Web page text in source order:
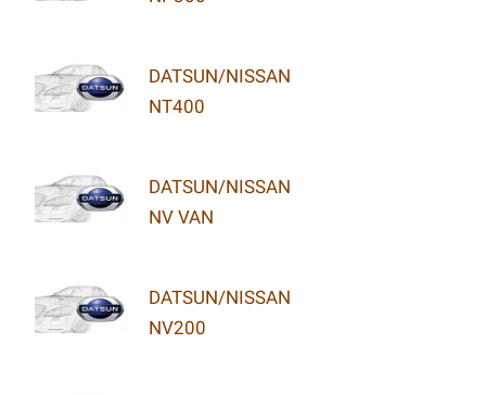
DATSUN/NISSAN
NT400
DATSUN/NISSAN
NV VAN
DATSUN/NISSAN
NV200